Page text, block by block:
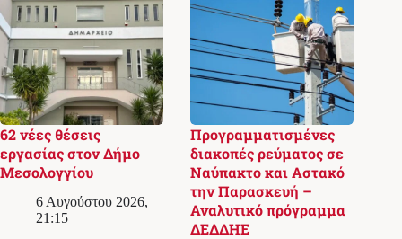
62 νέες θέσεις
εργασίας στον Δήμο
Μεσολογγίου
6 Αυγούστου 2026,
21:15
Προγραμματισμένες
διακοπές ρεύματος σε
Ναύπακτο και Αστακό
την Παρασκευή –
Αναλυτικό πρόγραμμα
ΔΕΔΔΗΕ